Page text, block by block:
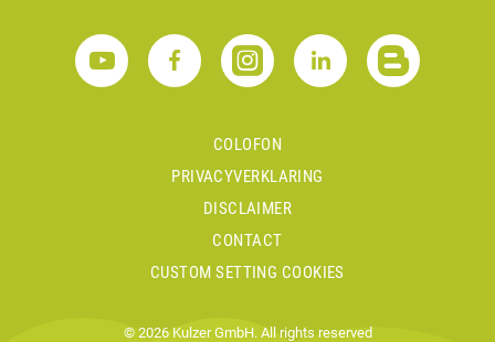
COLOFON
PRIVACYVERKLARING
DISCLAIMER
CONTACT
CUSTOM SETTING COOKIES
© 2026 Kulzer GmbH. All rights reserved